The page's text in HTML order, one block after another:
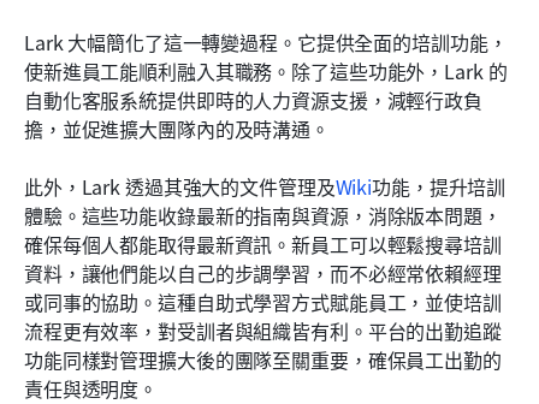
Lark 大幅簡化了這一轉變過程。它提供全面的培訓功能，
使新進員工能順利融入其職務。除了這些功能外，Lark 的
自動化客服系統提供即時的人力資源支援，減輕行政負
擔，並促進擴大團隊內的及時溝通。
此外，Lark 透過其強大的文件管理及Wiki功能，提升培訓
體驗。這些功能收錄最新的指南與資源，消除版本問題，
確保每個人都能取得最新資訊。新員工可以輕鬆搜尋培訓
資料，讓他們能以自己的步調學習，而不必經常依賴經理
或同事的協助。這種自助式學習方式賦能員工，並使培訓
流程更有效率，對受訓者與組織皆有利。平台的出勤追蹤
功能同樣對管理擴大後的團隊至關重要，確保員工出勤的
責任與透明度。